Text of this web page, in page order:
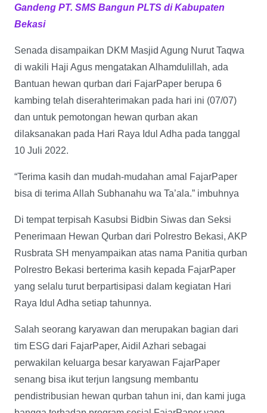
Gandeng PT. SMS Bangun PLTS di Kabupaten
Bekasi
Senada disampaikan DKM Masjid Agung Nurut Taqwa
di wakili Haji Agus mengatakan Alhamdulillah, ada
Bantuan hewan qurban dari FajarPaper berupa 6
kambing telah diserahterimakan pada hari ini (07/07)
dan untuk pemotongan hewan qurban akan
dilaksanakan pada Hari Raya Idul Adha pada tanggal
10 Juli 2022.
“Terima kasih dan mudah-mudahan amal FajarPaper
bisa di terima Allah Subhanahu wa Ta’ala.” imbuhnya
Di tempat terpisah Kasubsi Bidbin Siwas dan Seksi
Penerimaan Hewan Qurban dari Polrestro Bekasi, AKP
Rusbrata SH menyampaikan atas nama Panitia qurban
Polrestro Bekasi berterima kasih kepada FajarPaper
yang selalu turut berpartisipasi dalam kegiatan Hari
Raya Idul Adha setiap tahunnya.
Salah seorang karyawan dan merupakan bagian dari
tim ESG dari FajarPaper, Aidil Azhari sebagai
perwakilan keluarga besar karyawan FajarPaper
senang bisa ikut terjun langsung membantu
pendistribusian hewan qurban tahun ini, dan kami juga